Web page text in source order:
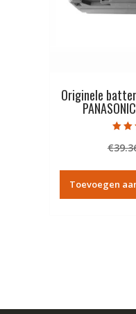
Originele
€
Toevoegen